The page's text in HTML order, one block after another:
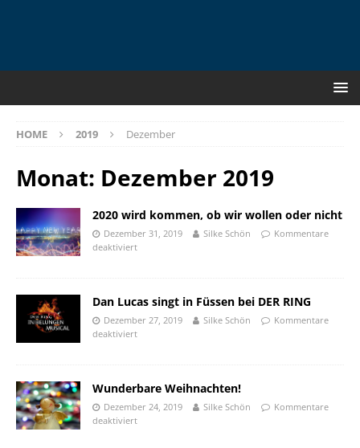
HOME 2019 Dezember
Monat: Dezember 2019
2020 wird kommen, ob wir wollen oder nicht
Dezember 31, 2019 Silke Schön
Kommentare
deaktiviert
Dan Lucas singt in Füssen bei DER RING
Dezember 27, 2019 Silke Schön
Kommentare
deaktiviert
Wunderbare Weihnachten!
Dezember 24, 2019 Silke Schön
Kommentare
deaktiviert